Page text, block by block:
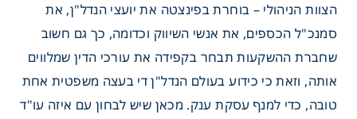
הצוות הניהולי – בוחרת בפינצטה את יועצי הנדל"ן, את
סמנכ"ל הכספים, את אנשי השיווק וכדומה, כך גם חשוב
שחברת ההשקעות תבחר בקפידה את עורכי הדין שמלווים
אותה, וזאת כי כידוע בעולם הנדל"ן די בעצה משפטית אחת
טובה, כדי למנף עסקת ענק. מכאן שיש לבחון עם איזה עו"ד